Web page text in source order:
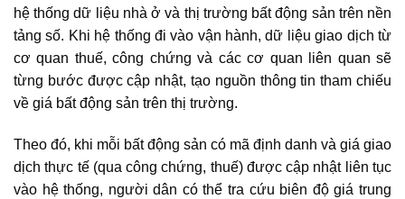
hệ thống dữ liệu nhà ở và thị trường bất động sản trên nền
tảng số. Khi hệ thống đi vào vận hành, dữ liệu giao dịch từ
cơ quan thuế, công chứng và các cơ quan liên quan sẽ
từng bước được cập nhật, tạo nguồn thông tin tham chiếu
về giá bất động sản trên thị trường.
Theo đó, khi mỗi bất động sản có mã định danh và giá giao
dịch thực tế (qua công chứng, thuế) được cập nhật liên tục
vào hệ thống, người dân có thể tra cứu biên độ giá trung